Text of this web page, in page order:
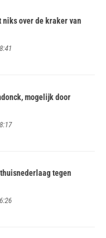
niks over de kraker van
mogelijk door
tegen